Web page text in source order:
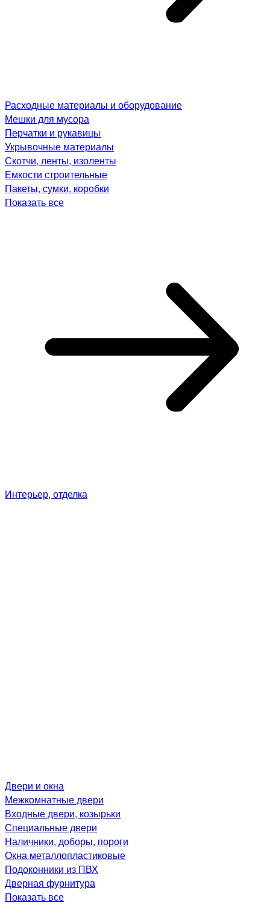
Расходные материалы и оборудование
Мешки для мусора
Перчатки и рукавицы
Укрывочные материалы
Скотчи, ленты, изоленты
Емкости строительные
Пакеты, сумки, коробки
Показать все
Интерьер, отделка
Двери и окна
Межкомнатные двери
Входные двери, козырьки
Специальные двери
Наличники, доборы, пороги
Окна металлопластиковые
Подоконники из ПВХ
Дверная фурнитура
Показать все